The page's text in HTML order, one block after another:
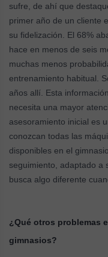
sufre, de ahí que
primer año de un cliente
su fidelización. El 68%
hace en menos de seis
muchas menos
entrenamiento habitual.
años allí. Esta
necesita una mayor
asesoramiento inicial es
conozcan todas las
disponibles en el
seguimiento, adaptado a
busca algo diferente
¿Qué otros problemas
gimnasios?